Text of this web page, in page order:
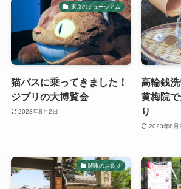
東京のミュージアム
猫バスに乗ってきました！
ジブリの大博覧会
2023年8月2日
高輪銭
黄梅院
り
2023年8月
関東のお参り